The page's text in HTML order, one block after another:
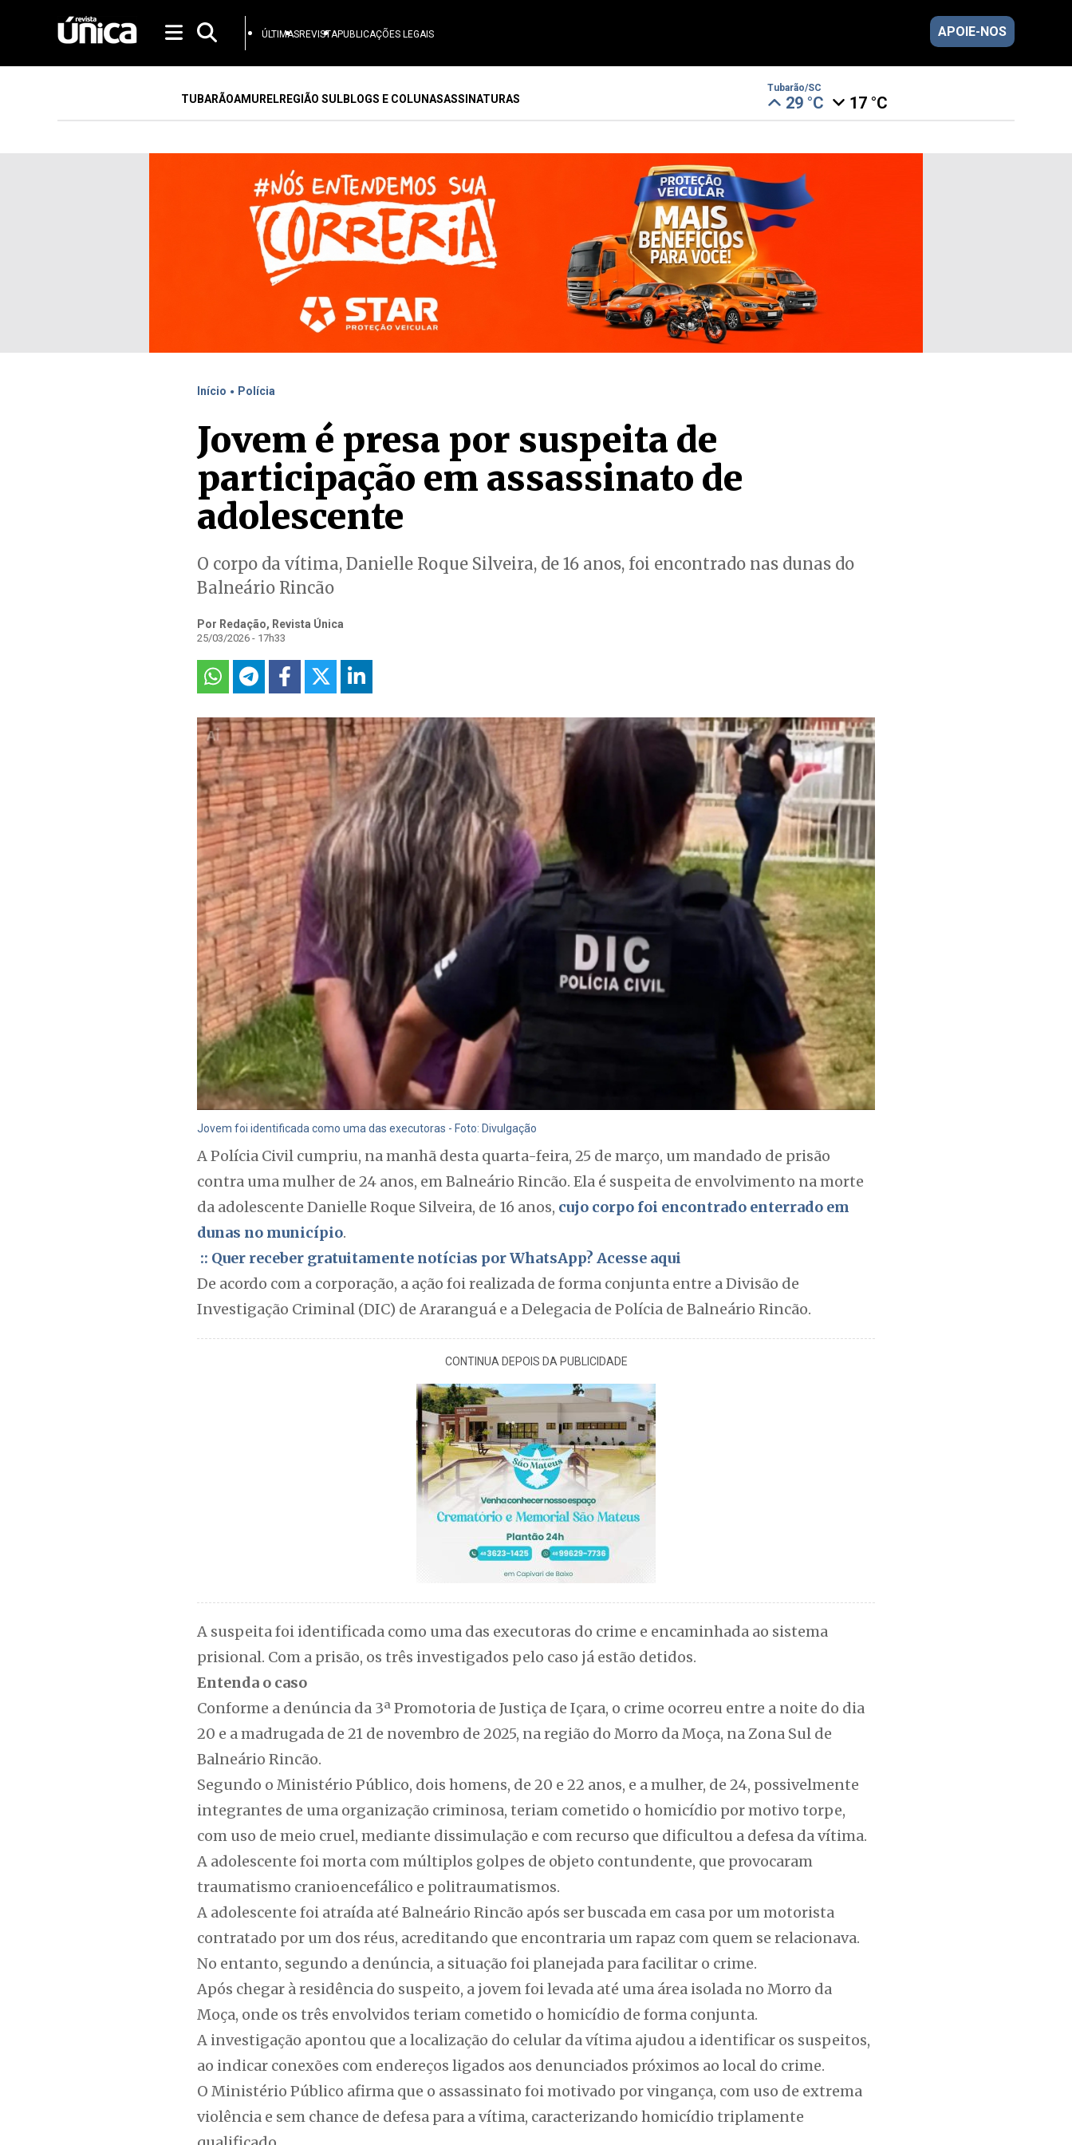
ÚLTIMASREVISTAPUBLICAÇÕES LEGAIS APOIE-NOS
TUBARÃOAMURELREGIÃO SULBLOGS E COLUNASASSINATURAS
Tubarão/SC
29 °C 17 °C
Início . Polícia
Jovem é presa por suspeita de
participação em assassinato de
adolescente
O corpo da vítima, Danielle Roque Silveira, de 16 anos, foi encontrado nas dunas do
Balneário Rincão
Por Redação, Revista Única
25/03/2026 - 17h33
Jovem foi identificada como uma das executoras - Foto: Divulgação
A Polícia Civil cumpriu, na manhã desta quarta-feira, 25 de março, um mandado de prisão
contra uma mulher de 24 anos, em Balneário Rincão. Ela é suspeita de envolvimento na morte
da adolescente Danielle Roque Silveira, de 16 anos, cujo corpo foi encontrado enterrado em
dunas no município.
:: Quer receber gratuitamente notícias por WhatsApp? Acesse aqui
De acordo com a corporação, a ação foi realizada de forma conjunta entre a Divisão de
Investigação Criminal (DIC) de Araranguá e a Delegacia de Polícia de Balneário Rincão.
CONTINUA DEPOIS DA PUBLICIDADE
A suspeita foi identificada como uma das executoras do crime e encaminhada ao sistema
prisional. Com a prisão, os três investigados pelo caso já estão detidos.
Entenda o caso
Conforme a denúncia da 3ª Promotoria de Justiça de Içara, o crime ocorreu entre a noite do dia
20 e a madrugada de 21 de novembro de 2025, na região do Morro da Moça, na Zona Sul de
Balneário Rincão.
Segundo o Ministério Público, dois homens, de 20 e 22 anos, e a mulher, de 24, possivelmente
integrantes de uma organização criminosa, teriam cometido o homicídio por motivo torpe,
com uso de meio cruel, mediante dissimulação e com recurso que dificultou a defesa da vítima.
A adolescente foi morta com múltiplos golpes de objeto contundente, que provocaram
traumatismo cranioencefálico e politraumatismos.
A adolescente foi atraída até Balneário Rincão após ser buscada em casa por um motorista
contratado por um dos réus, acreditando que encontraria um rapaz com quem se relacionava.
No entanto, segundo a denúncia, a situação foi planejada para facilitar o crime.
Após chegar à residência do suspeito, a jovem foi levada até uma área isolada no Morro da
Moça, onde os três envolvidos teriam cometido o homicídio de forma conjunta.
A investigação apontou que a localização do celular da vítima ajudou a identificar os suspeitos,
ao indicar conexões com endereços ligados aos denunciados próximos ao local do crime.
O Ministério Público afirma que o assassinato foi motivado por vingança, com uso de extrema
violência e sem chance de defesa para a vítima, caracterizando homicídio triplamente